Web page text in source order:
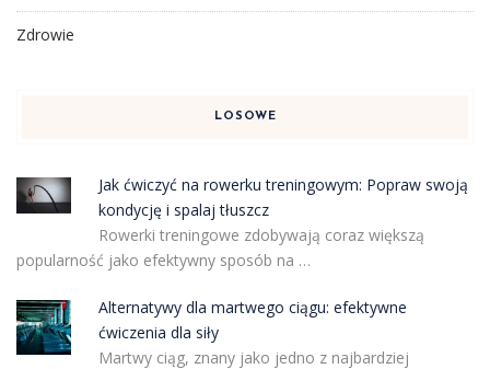
Zdrowie
LOSOWE
Jak ćwiczyć na rowerku treningowym: Popraw swoją
kondycję i spalaj tłuszcz
Rowerki treningowe zdobywają coraz większą
popularność jako efektywny sposób na …
Alternatywy dla martwego ciągu: efektywne
ćwiczenia dla siły
Martwy ciąg, znany jako jedno z najbardziej